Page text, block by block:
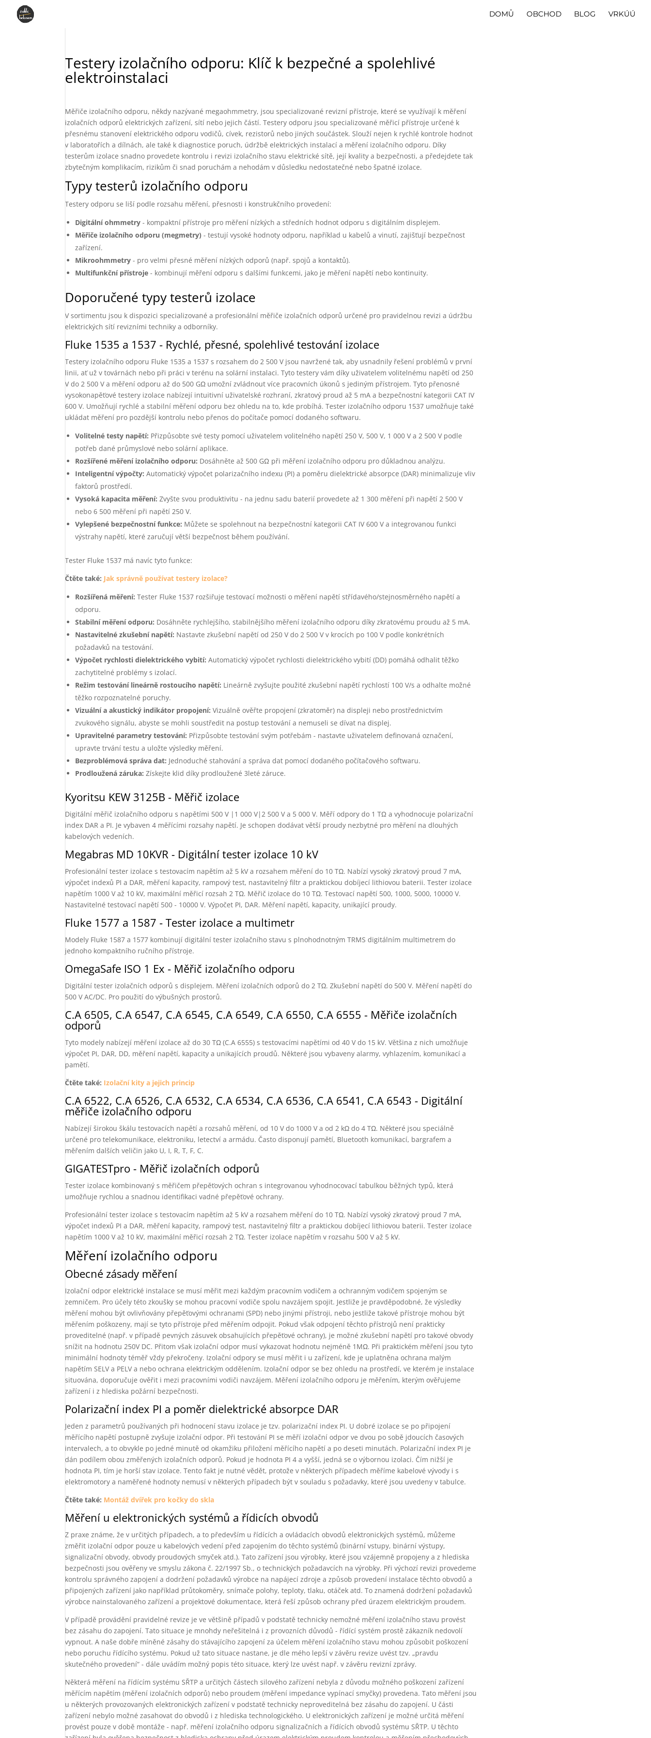
DOMŮ OBCHOD BLOG VRKÚÚ
Testery izolačního odporu: Klíč k bezpečné a spolehlivé
elektroinstalaci
Měřiče izolačního odporu, někdy nazývané megaohmmetry, jsou specializované revizní přístroje, které se využívají k měření
izolačních odporů elektrických zařízení, sítí nebo jejich částí. Testery odporu jsou specializované měřicí přístroje určené k
přesnému stanovení elektrického odporu vodičů, cívek, rezistorů nebo jiných součástek. Slouží nejen k rychlé kontrole hodnot
v laboratořích a dílnách, ale také k diagnostice poruch, údržbě elektrických instalací a měření izolačního odporu. Díky
testerům izolace snadno provedete kontrolu i revizi izolačního stavu elektrické sítě, její kvality a bezpečnosti, a předejdete tak
zbytečným komplikacím, rizikům či snad poruchám a nehodám v důsledku nedostatečné nebo špatné izolace.
Typy testerů izolačního odporu
Testery odporu se liší podle rozsahu měření, přesnosti i konstrukčního provedení:
Digitální ohmmetry - kompaktní přístroje pro měření nízkých a středních hodnot odporu s digitálním displejem.
Měřiče izolačního odporu (megmetry) - testují vysoké hodnoty odporu, například u kabelů a vinutí, zajišťují bezpečnost
zařízení.
Mikroohmmetry - pro velmi přesné měření nízkých odporů (např. spojů a kontaktů).
Multifunkční přístroje - kombinují měření odporu s dalšími funkcemi, jako je měření napětí nebo kontinuity.
Doporučené typy testerů izolace
V sortimentu jsou k dispozici specializované a profesionální měřiče izolačních odporů určené pro pravidelnou revizi a údržbu
elektrických sítí revizními techniky a odborníky.
Fluke 1535 a 1537 - Rychlé, přesné, spolehlivé testování izolace
Testery izolačního odporu Fluke 1535 a 1537 s rozsahem do 2 500 V jsou navržené tak, aby usnadnily řešení problémů v první
linii, ať už v továrnách nebo při práci v terénu na solární instalaci. Tyto testery vám díky uživatelem volitelnému napětí od 250
V do 2 500 V a měření odporu až do 500 GΩ umožní zvládnout více pracovních úkonů s jediným přístrojem. Tyto přenosné
vysokonapěťové testery izolace nabízejí intuitivní uživatelské rozhraní, zkratový proud až 5 mA a bezpečnostní kategorii CAT IV
600 V. Umožňují rychlé a stabilní měření odporu bez ohledu na to, kde probíhá. Tester izolačního odporu 1537 umožňuje také
ukládat měření pro pozdější kontrolu nebo přenos do počítače pomocí dodaného softwaru.
Volitelné testy napětí: Přizpůsobte své testy pomocí uživatelem volitelného napětí 250 V, 500 V, 1 000 V a 2 500 V podle
potřeb dané průmyslové nebo solární aplikace.
Rozšířené měření izolačního odporu: Dosáhněte až 500 GΩ při měření izolačního odporu pro důkladnou analýzu.
Inteligentní výpočty: Automatický výpočet polarizačního indexu (PI) a poměru dielektrické absorpce (DAR) minimalizuje vliv
faktorů prostředí.
Vysoká kapacita měření: Zvyšte svou produktivitu - na jednu sadu baterií provedete až 1 300 měření při napětí 2 500 V
nebo 6 500 měření při napětí 250 V.
Vylepšené bezpečnostní funkce: Můžete se spolehnout na bezpečnostní kategorii CAT IV 600 V a integrovanou funkci
výstrahy napětí, které zaručují větší bezpečnost během používání.
Tester Fluke 1537 má navíc tyto funkce:
Čtěte také: Jak správně používat testery izolace?
Rozšířená měření: Tester Fluke 1537 rozšiřuje testovací možnosti o měření napětí střídavého/stejnosměrného napětí a
odporu.
Stabilní měření odporu: Dosáhněte rychlejšího, stabilnějšího měření izolačního odporu díky zkratovému proudu až 5 mA.
Nastavitelné zkušební napětí: Nastavte zkušební napětí od 250 V do 2 500 V v krocích po 100 V podle konkrétních
požadavků na testování.
Výpočet rychlosti dielektrického vybití: Automatický výpočet rychlosti dielektrického vybití (DD) pomáhá odhalit těžko
zachytitelné problémy s izolací.
Režim testování lineárně rostoucího napětí: Lineárně zvyšujte použité zkušební napětí rychlostí 100 V/s a odhalte možné
těžko rozpoznatelné poruchy.
Vizuální a akustický indikátor propojení: Vizuálně ověřte propojení (zkratoměr) na displeji nebo prostřednictvím
zvukového signálu, abyste se mohli soustředit na postup testování a nemuseli se dívat na displej.
Upravitelné parametry testování: Přizpůsobte testování svým potřebám - nastavte uživatelem definovaná označení,
upravte trvání testu a uložte výsledky měření.
Bezproblémová správa dat: Jednoduché stahování a správa dat pomocí dodaného počítačového softwaru.
Prodloužená záruka: Získejte klid díky prodloužené 3leté záruce.
Kyoritsu KEW 3125B - Měřič izolace
Digitální měřič izolačního odporu s napětími 500 V |1 000 V|2 500 V a 5 000 V. Měří odpory do 1 TΩ a vyhodnocuje polarizační
index DAR a PI. Je vybaven 4 měřícími rozsahy napětí. Je schopen dodávat větší proudy nezbytné pro měření na dlouhých
kabelových vedeních.
Megabras MD 10KVR - Digitální tester izolace 10 kV
Profesionální tester izolace s testovacím napětím až 5 kV a rozsahem měření do 10 TΩ. Nabízí vysoký zkratový proud 7 mA,
výpočet indexů PI a DAR, měření kapacity, rampový test, nastavitelný filtr a praktickou dobíjecí lithiovou baterii. Tester izolace
napětím 1000 V až 10 kV, maximální měřicí rozsah 2 TΩ. Měřič izolace do 10 TΩ. Testovací napětí 500, 1000, 5000, 10000 V.
Nastavitelné testovací napětí 500 - 10000 V. Výpočet PI, DAR. Měření napětí, kapacity, unikající proudy.
Fluke 1577 a 1587 - Tester izolace a multimetr
Modely Fluke 1587 a 1577 kombinují digitální tester izolačního stavu s plnohodnotným TRMS digitálním multimetrem do
jednoho kompaktního ručního přístroje.
OmegaSafe ISO 1 Ex - Měřič izolačního odporu
Digitální tester izolačních odporů s displejem. Měření izolačních odporů do 2 TΩ. Zkušební napětí do 500 V. Měření napětí do
500 V AC/DC. Pro použití do výbušných prostorů.
C.A 6505, C.A 6547, C.A 6545, C.A 6549, C.A 6550, C.A 6555 - Měřiče izolačních
odporů
Tyto modely nabízejí měření izolace až do 30 TΩ (C.A 6555) s testovacími napětími od 40 V do 15 kV. Většina z nich umožňuje
výpočet PI, DAR, DD, měření napětí, kapacity a unikajících proudů. Některé jsou vybaveny alarmy, vyhlazením, komunikací a
pamětí.
Čtěte také: Izolační kity a jejich princip
C.A 6522, C.A 6526, C.A 6532, C.A 6534, C.A 6536, C.A 6541, C.A 6543 - Digitální
měřiče izolačního odporu
Nabízejí širokou škálu testovacích napětí a rozsahů měření, od 10 V do 1000 V a od 2 kΩ do 4 TΩ. Některé jsou speciálně
určené pro telekomunikace, elektroniku, letectví a armádu. Často disponují pamětí, Bluetooth komunikací, bargrafem a
měřením dalších veličin jako U, I, R, T, F, C.
GIGATESTpro - Měřič izolačních odporů
Tester izolace kombinovaný s měřičem přepěťových ochran s integrovanou vyhodnocovací tabulkou běžných typů, která
umožňuje rychlou a snadnou identifikaci vadné přepěťové ochrany.
Profesionální tester izolace s testovacím napětím až 5 kV a rozsahem měření do 10 TΩ. Nabízí vysoký zkratový proud 7 mA,
výpočet indexů PI a DAR, měření kapacity, rampový test, nastavitelný filtr a praktickou dobíjecí lithiovou baterii. Tester izolace
napětím 1000 V až 10 kV, maximální měřicí rozsah 2 TΩ. Tester izolace napětím v rozsahu 500 V až 5 kV.
Měření izolačního odporu
Obecné zásady měření
Izolační odpor elektrické instalace se musí měřit mezi každým pracovním vodičem a ochranným vodičem spojeným se
zemničem. Pro účely této zkoušky se mohou pracovní vodiče spolu navzájem spojit. Jestliže je pravděpodobné, že výsledky
měření mohou být ovlivňovány přepěťovými ochranami (SPD) nebo jinými přístroji, nebo jestliže takové přístroje mohou být
měřením poškozeny, mají se tyto přístroje před měřením odpojit. Pokud však odpojení těchto přístrojů není prakticky
proveditelné (např. v případě pevných zásuvek obsahujících přepěťové ochrany), je možné zkušební napětí pro takové obvody
snížit na hodnotu 250V DC. Přitom však izolační odpor musí vykazovat hodnotu nejméně 1MΩ. Při praktickém měření jsou tyto
minimální hodnoty téměř vždy překročeny. Izolační odpory se musí měřit i u zařízení, kde je uplatněna ochrana malým
napětím SELV a PELV a nebo ochrana elektrickým oddělením. Izolační odpor se bez ohledu na prostředí, ve kterém je instalace
situována, doporučuje ověřit i mezi pracovními vodiči navzájem. Měření izolačního odporu je měřením, kterým ověřujeme
zařízení i z hlediska požární bezpečnosti.
Polarizační index PI a poměr dielektrické absorpce DAR
Jeden z parametrů používaných při hodnocení stavu izolace je tzv. polarizační index PI. U dobré izolace se po připojení
měřícího napětí postupně zvyšuje izolační odpor. Při testování PI se měří izolační odpor ve dvou po sobě jdoucích časových
intervalech, a to obvykle po jedné minutě od okamžiku přiložení měřícího napětí a po deseti minutách. Polarizační index PI je
dán podílem obou změřených izolačních odporů. Pokud je hodnota PI 4 a vyšší, jedná se o výbornou izolaci. Čím nižší je
hodnota PI, tím je horší stav izolace. Tento fakt je nutné vědět, protože v některých případech měříme kabelové vývody i s
elektromotory a naměřené hodnoty nemusí v některých případech být v souladu s požadavky, které jsou uvedeny v tabulce.
Čtěte také: Montáž dvířek pro kočky do skla
Měření u elektronických systémů a řídicích obvodů
Z praxe známe, že v určitých případech, a to především u řídících a ovládacích obvodů elektronických systémů, můžeme
změřit izolační odpor pouze u kabelových vedení před zapojením do těchto systémů (binární vstupy, binární výstupy,
signalizační obvody, obvody proudových smyček atd.). Tato zařízení jsou výrobky, které jsou vzájemně propojeny a z hlediska
bezpečnosti jsou ověřeny ve smyslu zákona č. 22/1997 Sb., o technických požadavcích na výrobky. Při výchozí revizi provedeme
kontrolu správného zapojení a dodržení požadavků výrobce na napájecí zdroje a způsob provedení instalace těchto obvodů a
připojených zařízení jako například průtokoměry, snímače polohy, teploty, tlaku, otáček atd. To znamená dodržení požadavků
výrobce nainstalovaného zařízení a projektové dokumentace, která řeší způsob ochrany před úrazem elektrickým proudem.
V případě provádění pravidelné revize je ve většině případů v podstatě technicky nemožné měření izolačního stavu provést
bez zásahu do zapojení. Tato situace je mnohdy neřešitelná i z provozních důvodů - řídící systém prostě zákazník nedovolí
vypnout. A naše dobře míněné zásahy do stávajícího zapojení za účelem měření izolačního stavu mohou způsobit poškození
nebo poruchu řídícího systému. Pokud už tato situace nastane, je dle mého lepší v závěru revize uvést tzv. „pravdu
skutečného provedení“ - dále uvádím možný popis této situace, který lze uvést např. v závěru revizní zprávy.
Některá měření na řídícím systému SŘTP a určitých částech silového zařízení nebyla z důvodu možného poškození zařízení
měřícím napětím (měření izolačních odporů) nebo proudem (měření impedance vypínací smyčky) provedena. Tato měření jsou
u některých provozovaných elektronických zařízení v podstatě technicky neproveditelná bez zásahu do zapojení. U části
zařízení nebylo možné zasahovat do obvodů i z hlediska technologického. U elektronických zařízení je možné určitá měření
provést pouze v době montáže - např. měření izolačního odporu signalizačních a řídících obvodů systému SŘTP. U těchto